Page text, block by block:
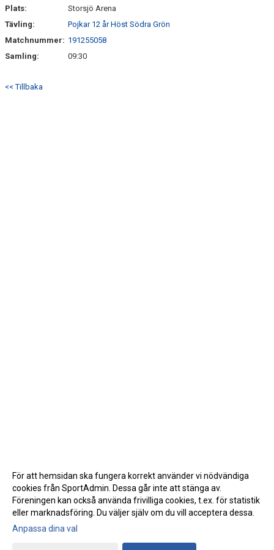
Plats:
Storsjö Arena
Tävling:
Pojkar 12 år Höst Södra Grön
Matchnummer: 191255058
Samling:
09:30
<< Tillbaka
Gå till Webbversion
För att hemsidan ska fungera korrekt använder vi nödvändiga
cookies från SportAdmin. Dessa går inte att stänga av.
Föreningen kan också använda frivilliga cookies, t.ex. för statistik
eller marknadsföring. Du väljer själv om du vill acceptera dessa.
Anpassa dina val